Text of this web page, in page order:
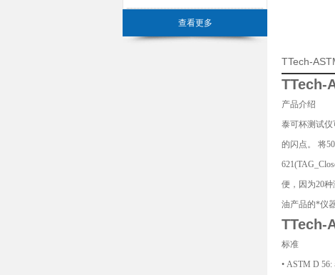
查看更多
TTech-
TTech-
产品介绍
泰可杯测试
的闪点。 将
便，因为20
油产品的*仪器
TTech-
标准
• ASTM D